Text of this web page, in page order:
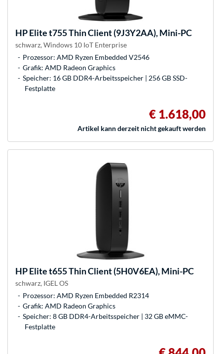
HPElite t755 Thin Client (9J3Y2AA), Mini-PC
schwarz, Windows 10 IoT Enterprise
Prozessor: AMD Ryzen Embedded V2546
Grafik: AMD Radeon Graphics
Speicher: 16 GB DDR4-Arbeitsspeicher | 256 GB SSD-
Festplatte
€ 1.618,00
Artikel kann derzeit nicht gekauft werden
HPElite t655 Thin Client (5H0V6EA), Mini-PC
schwarz, IGEL OS
Prozessor: AMD Ryzen Embedded R2314
Grafik: AMD Radeon Graphics
Speicher: 8 GB DDR4-Arbeitsspeicher | 32 GB eMMC-
Festplatte